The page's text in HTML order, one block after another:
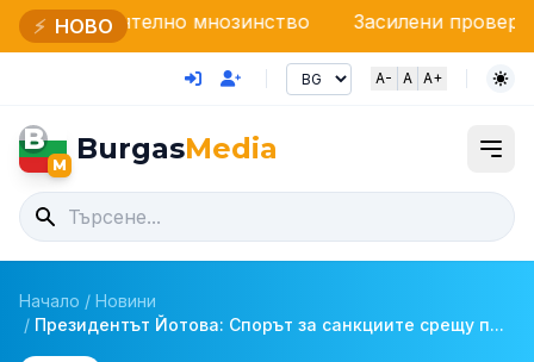
⚡ НОВО
мнозинство Засилени проверки на НАП и
A- A A+
B
M BurgasMedia
Начало / Новини
/ Президентът Йотова: Спорът за санкциите срещу п...